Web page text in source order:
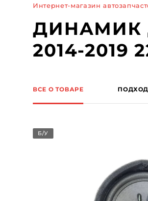
Интернет-магазин
ДИНАМИК
2014-2019
ВСЕ О ТОВАРЕ
Б/У